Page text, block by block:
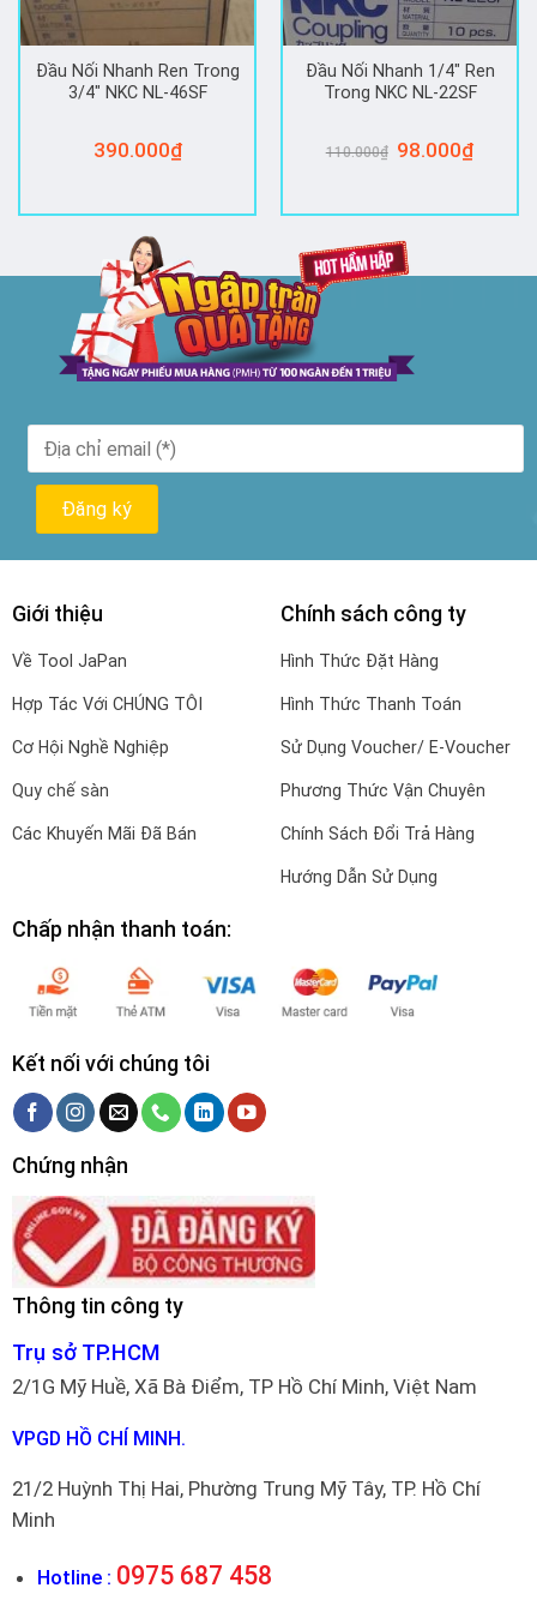
Đầu Nối Nhanh Ren Trong
3/4″ NKC NL-46SF
390.000₫
Đầu Nối Nhanh 1/4″ Ren
Trong NKC NL-22SF
110.000₫ Giá
98.000₫Giá
98.000₫.
Giới thiệu
Về Tool JaPan
Hợp Tác Với CHÚNG TÔI
Cơ Hội Nghề Nghiệp
Quy chế sàn
Các Khuyến Mãi Đã Bán
Chính sách công ty
Hình Thức Đặt Hàng
Hình Thức Thanh Toán
Sử Dụng Voucher/ E-Voucher
Phương Thức Vận Chuyên
Chính Sách Đổi Trả Hàng
Hướng Dẫn Sử Dụng
Chấp nhận thanh toán:
Kết nối với chúng tôi
Chứng nhận
Thông tin công ty
Trụ sở TP.HCM
2/1G Mỹ Huề, Xã Bà Điểm, TP Hồ Chí Minh, Việt Nam
VPGD HỒ CHÍ MINH.
21/2 Huỳnh Thị Hai, Phường Trung Mỹ Tây, TP. Hồ Chí
Minh
Hotline : 0975 687 458